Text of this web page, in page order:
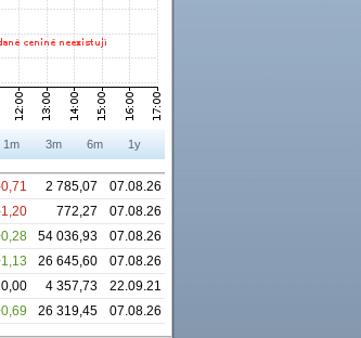
1m 3m 6m 1y
2 785,07
07.08.26
772,27
07.08.26
54 036,93
07.08.26
26 645,60
07.08.26
0,00 4 357,73
22.09.21
26 319,45 07.08.26